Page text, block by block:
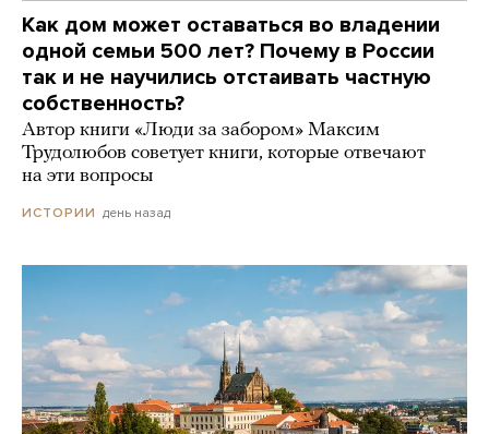
Как дом может оставаться во владении
одной семьи 500 лет? Почему в России
так и не научились отстаивать частную
собственность?
Автор книги «Люди за забором» Максим
Трудолюбов советует книги, которые отвечают
на эти вопросы
ИСТОРИИ день назад